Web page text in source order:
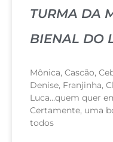
TURMA DA
BIENAL DO
Mônica, Cascão,
Denise, Franjinha,
Luca…quem quer
Certamente, uma
todos